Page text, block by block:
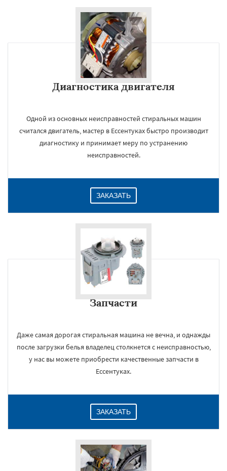
Диагностика двигателя
Одной из основных неисправностей стиральных машин
считался двигатель, мастер в Ессентуках быстро производит
диагностику и принимает меру по устранению
неисправностей.
ЗАКАЗАТЬ
Запчасти
Даже самая дорогая стиральная машина не вечна, и однажды
после загрузки белья владелец столкнется с неисправностью,
у нас вы можете приобрести качественные запчасти в
Ессентуках.
ЗАКАЗАТЬ